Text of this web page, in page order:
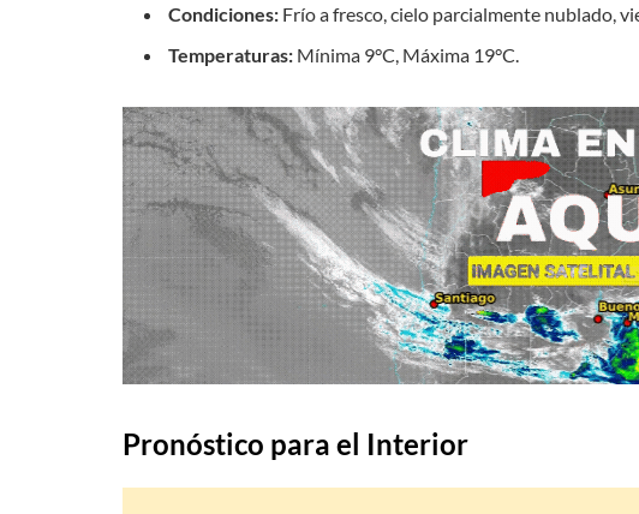
Condiciones: Frío a fresco, cielo parcialmente nublado,
Temperaturas: Mínima 9°C, Máxima 19°C.
Pronóstico para el Interior